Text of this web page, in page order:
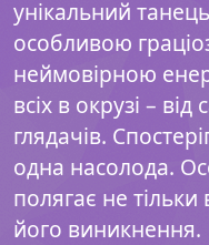
унікальний
особливою
неймовірною
всіх в окрузі –
глядачів.
одна насолода.
полягає не тільки
його виникнення.